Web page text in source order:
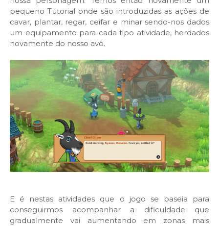
pequeno Tutorial onde são introduzidas as ações de
cavar, plantar, regar, ceifar e minar sendo-nos dados
um equipamento para cada tipo atividade, herdados
novamente do nosso avô.
E é nestas atividades que o jogo se baseia para
conseguirmos acompanhar a dificuldade que
gradualmente vai aumentando em zonas mais